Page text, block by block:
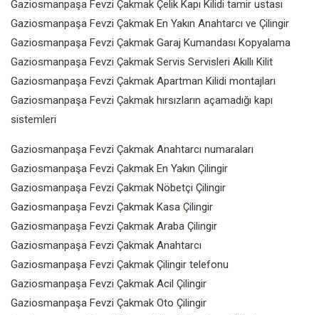
Gaziosmanpaşa Fevzi Çakmak Çelik Kapı Kilidi tamir ustası
Gaziosmanpaşa Fevzi Çakmak En Yakın Anahtarcı ve Çilingir
Gaziosmanpaşa Fevzi Çakmak Garaj Kumandası Kopyalama
Gaziosmanpaşa Fevzi Çakmak Servis Servisleri Akıllı Kilit
Gaziosmanpaşa Fevzi Çakmak Apartman Kilidi montajları
Gaziosmanpaşa Fevzi Çakmak hırsızların açamadığı kapı
sistemleri
Gaziosmanpaşa Fevzi Çakmak Anahtarcı numaraları
Gaziosmanpaşa Fevzi Çakmak En Yakın Çilingir
Gaziosmanpaşa Fevzi Çakmak Nöbetçi Çilingir
Gaziosmanpaşa Fevzi Çakmak Kasa Çilingir
Gaziosmanpaşa Fevzi Çakmak Araba Çilingir
Gaziosmanpaşa Fevzi Çakmak Anahtarcı
Gaziosmanpaşa Fevzi Çakmak Çilingir telefonu
Gaziosmanpaşa Fevzi Çakmak Acil Çilingir
Gaziosmanpaşa Fevzi Çakmak Oto Çilingir